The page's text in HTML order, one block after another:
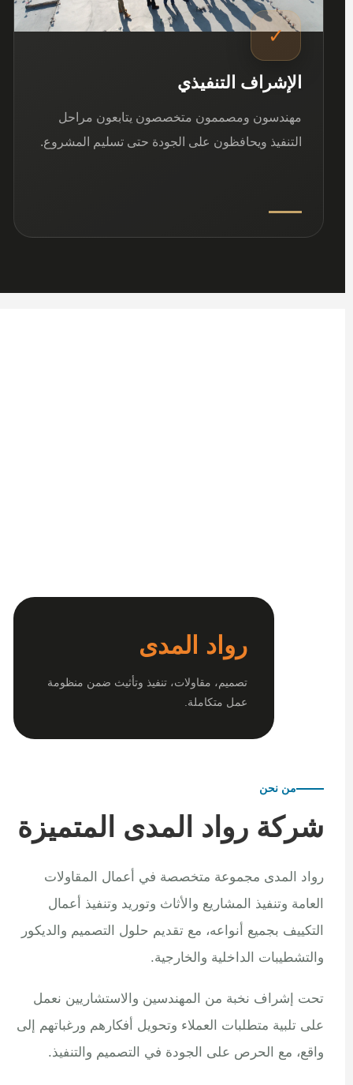
✓
الإشراف التنفيذي
مهندسون ومصممون متخصصون يتابعون مراحل
التنفيذ ويحافظون على الجودة حتى تسليم المشروع.
رواد المدى
تصميم، مقاولات، تنفيذ وتأثيث ضمن منظومة
عمل متكاملة.
من نحن
شركة رواد المدى المتميزة
رواد المدى مجموعة متخصصة في أعمال المقاولات
العامة وتنفيذ المشاريع والأثاث وتوريد وتنفيذ أعمال
التكييف بجميع أنواعه، مع تقديم حلول التصميم والديكور
والتشطيبات الداخلية والخارجية.
تحت إشراف نخبة من المهندسين والاستشاريين نعمل
على تلبية متطلبات العملاء وتحويل أفكارهم ورغباتهم إلى
واقع، مع الحرص على الجودة في التصميم والتنفيذ.